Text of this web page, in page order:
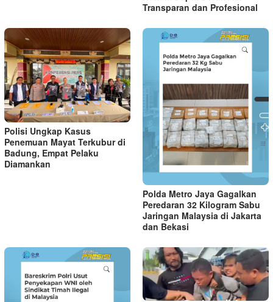
Transparan dan Profesional
Polisi Ungkap Kasus
Penemuan Mayat Terkubur di
Badung, Empat Pelaku
Diamankan
Polda Metro Jaya Gagalkan
Peredaran 32 Kilogram Sabu
Jaringan Malaysia di Jakarta
dan Bekasi